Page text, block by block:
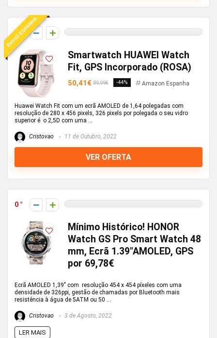
ENVIO ESPANHA
0
Smartwatch HUAWEI Watch
Fit, GPS Incorporado (ROSA)
50,41€ 89,99€ -44% Amazon Espanha
Huawei Watch Fit com um ecrã AMOLED de 1,64 polegadas com
resolução de 280 x 456 pixels, 326 pixels por polegada o seu vidro
superior é o 2,5D com uma ...
Cristovao 11 de Outubro, 2022
VER OFERTA
0
Mínimo Histórico! HONOR
Watch GS Pro Smart Watch 48
mm, Ecrã 1.39″AMOLED, GPS
por 69,78€
Ecrã AMOLED 1,39" com resolução 454 x 454 píxeles com uma
densidade de 326ppi, gestão de chamadas por Bluetooth mais
resistência à água de 5ATM ou 50 ...
Cristovao 3 de Agosto, 2022
LER MAIS